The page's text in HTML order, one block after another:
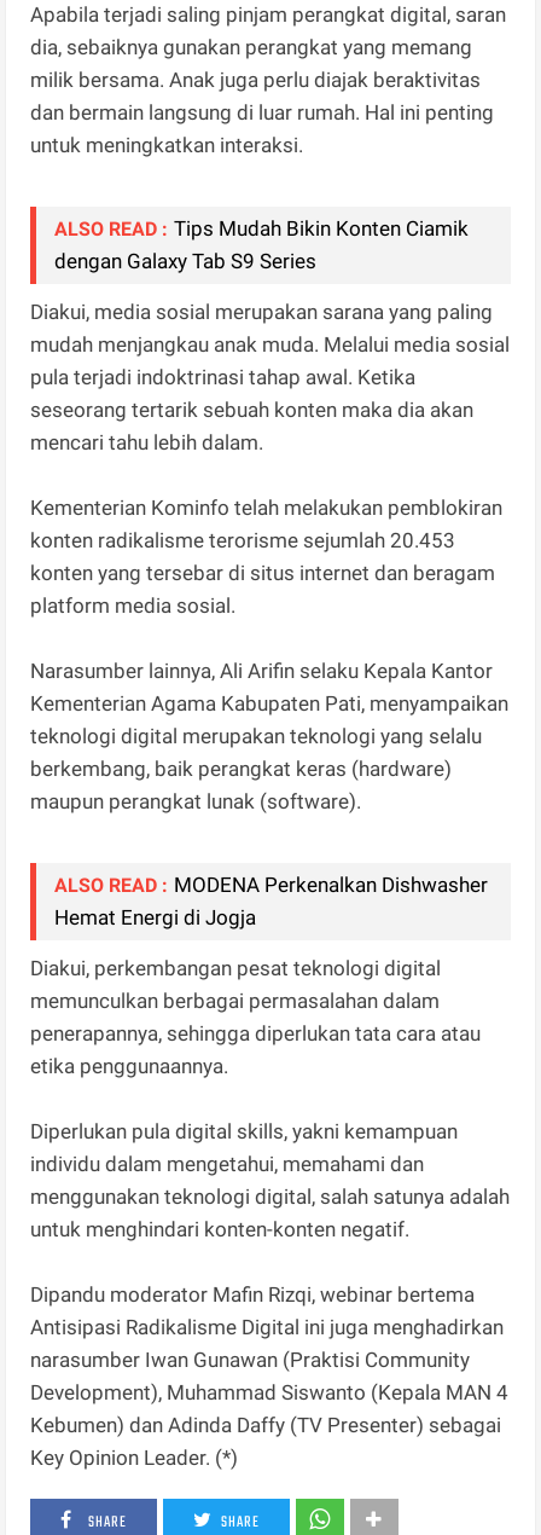
Apabila terjadi saling pinjam perangkat digital, saran
dia, sebaiknya gunakan perangkat yang memang
milik bersama. Anak juga perlu diajak beraktivitas
dan bermain langsung di luar rumah. Hal ini penting
untuk meningkatkan interaksi.
ALSO READ : Tips Mudah Bikin Konten Ciamik
dengan Galaxy Tab S9 Series
Diakui, media sosial merupakan sarana yang paling
mudah menjangkau anak muda. Melalui media sosial
pula terjadi indoktrinasi tahap awal. Ketika
seseorang tertarik sebuah konten maka dia akan
mencari tahu lebih dalam.
Kementerian Kominfo telah melakukan pemblokiran
konten radikalisme terorisme sejumlah 20.453
konten yang tersebar di situs internet dan beragam
platform media sosial.
Narasumber lainnya, Ali Arifin selaku Kepala Kantor
Kementerian Agama Kabupaten Pati, menyampaikan
teknologi digital merupakan teknologi yang selalu
berkembang, baik perangkat keras (hardware)
maupun perangkat lunak (software).
ALSO READ : MODENA Perkenalkan Dishwasher
Hemat Energi di Jogja
Diakui, perkembangan pesat teknologi digital
memunculkan berbagai permasalahan dalam
penerapannya, sehingga diperlukan tata cara atau
etika penggunaannya.
Diperlukan pula digital skills, yakni kemampuan
individu dalam mengetahui, memahami dan
menggunakan teknologi digital, salah satunya adalah
untuk menghindari konten-konten negatif.
Dipandu moderator Mafin Rizqi, webinar bertema
Antisipasi Radikalisme Digital ini juga menghadirkan
narasumber Iwan Gunawan (Praktisi Community
Development), Muhammad Siswanto (Kepala MAN 4
Kebumen) dan Adinda Daffy (TV Presenter) sebagai
Key Opinion Leader. (*)
SHARE SHARE